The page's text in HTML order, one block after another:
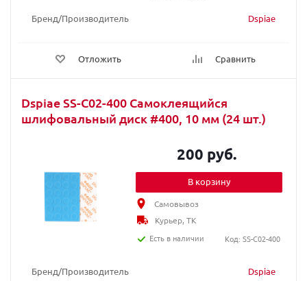
Бренд/Производитель Dspiae
Отложить Сравнить
Dspiae SS-C02-400 Самоклеящийся
шлифовальный диск #400, 10 мм (24 шт.)
Бренд/Производитель Dspiae
200 руб.
В корзину
Самовывоз
Курьер, ТК
Есть в наличии
Код: SS-C02-400